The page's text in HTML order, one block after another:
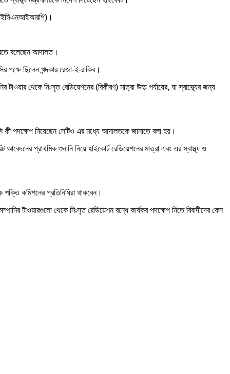
বলেছেন আদালত।
ছিলেন খন্দকার রেজা-ই-রাকিব।
থেকে নিঃসৃত রেডিয়েশনের (বিকীরণ) মাত্রা উচ্চ পর্যায়ের, যা স্বাস্থ্যের জন্য
কী পদক্ষেপ নিয়েছেন সেটিও এর মধ্যে আদালতকে জানাতে বলা হয়।
প্রাথমিক শুনানি নিয়ে হাইকোর্ট রেডিয়েশনের মাত্রা এবং এর স্বাস্থ্য ও
শক্তি কমিশনের প্রতিনিধিরা থাকবেন।
টাওয়ারগুলো থেকে নিঃসৃত রেডিয়েশন বন্ধে কার্যকর পদক্ষেপ নিতে বিবাদীদের কেন